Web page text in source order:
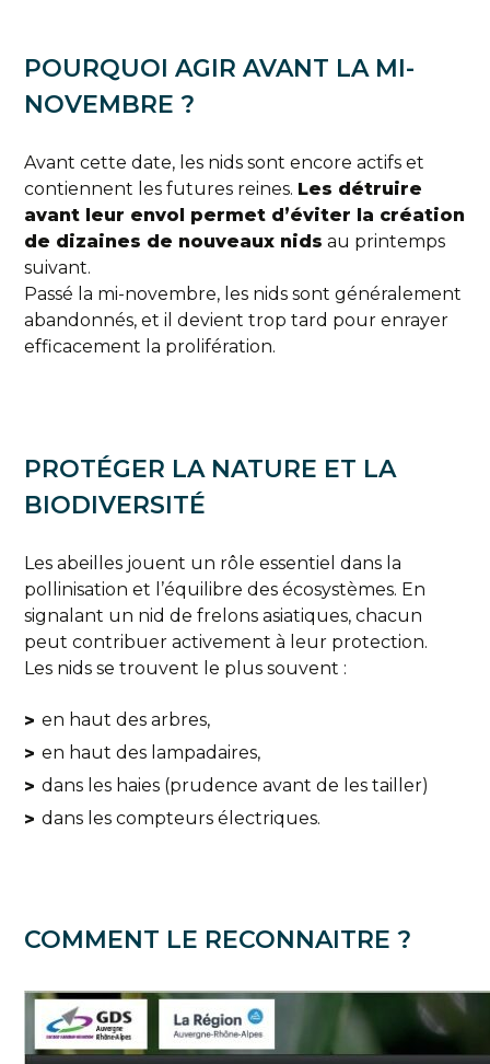
POURQUOI AGIR AVANT LA MI-
NOVEMBRE ?
Avant cette date, les nids sont encore actifs et
contiennent les futures reines. Les détruire
avant leur envol permet d’éviter la création
de dizaines de nouveaux nids au printemps
suivant.
Passé la mi-novembre, les nids sont généralement
abandonnés, et il devient trop tard pour enrayer
efficacement la prolifération.
PROTÉGER LA NATURE ET LA
BIODIVERSITÉ
Les abeilles jouent un rôle essentiel dans la
pollinisation et l’équilibre des écosystèmes. En
signalant un nid de frelons asiatiques, chacun
peut contribuer activement à leur protection.
Les nids se trouvent le plus souvent :
en haut des arbres,
en haut des lampadaires,
dans les haies (prudence avant de les tailler)
dans les compteurs électriques.
COMMENT LE RECONNAITRE ?